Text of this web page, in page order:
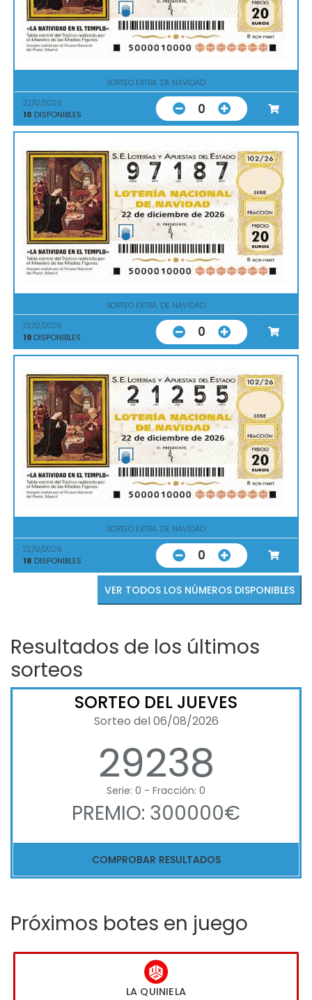
SORTEO EXTRA. DE NAVIDAD
22/12/2026
10 DISPONIBLES 0
SORTEO EXTRA. DE NAVIDAD
22/12/2026
19 DISPONIBLES 0
SORTEO EXTRA. DE NAVIDAD
22/12/2026
18 DISPONIBLES 0
VER TODOS LOS NÚMEROS DISPONIBLES
Resultados de los últimos
sorteos
SORTEO DEL JUEVES
Sorteo del 06/08/2026
29238
Serie: 0 - Fracción: 0
PREMIO: 300000€
COMPROBAR RESULTADOS
Próximos botes en juego
LA QUINIELA